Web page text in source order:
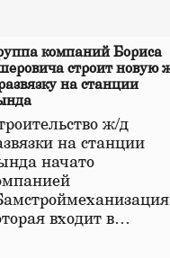
компаний Бориса
строит новую
на станции
ж/д
на станции
начато
входит в…